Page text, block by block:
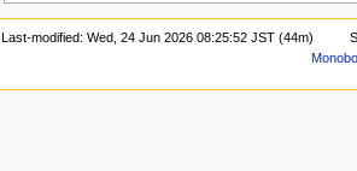
Last-modified: Wed, 24 Jun 2026 08:25:52 JST (44m)